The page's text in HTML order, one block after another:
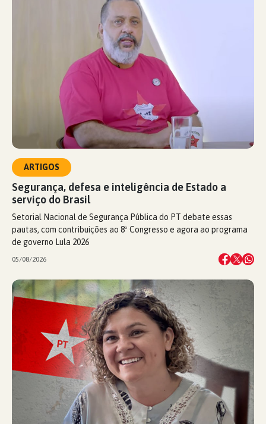
ARTIGOS
Segurança, defesa e inteligência de Estado a
serviço do Brasil
Setorial Nacional de Segurança Pública do PT debate essas
pautas, com contribuições ao 8º Congresso e agora ao programa
de governo Lula 2026
05/08/2026